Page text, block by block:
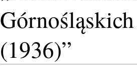
(1936)”